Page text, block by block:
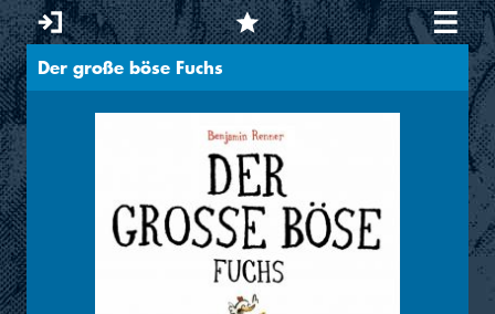
Sie sind hier
Der große böse Fuchs